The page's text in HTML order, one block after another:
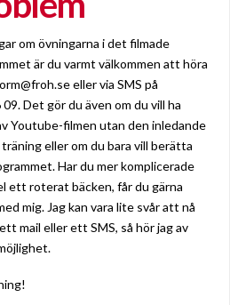
om övningarna i det filmade
är du varmt välkommen att höra
eller via SMS på
Det gör du även om du vill ha
Youtube-filmen utan den inledande
eller om du bara vill berätta
Har du mer komplicerade
ett roterat bäcken, får du gärna
mig. Jag kan vara lite svår att nå
mail eller ett SMS, så hör jag av